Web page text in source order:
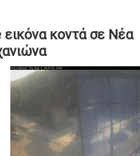
εικόνα κοντά σε Νέα